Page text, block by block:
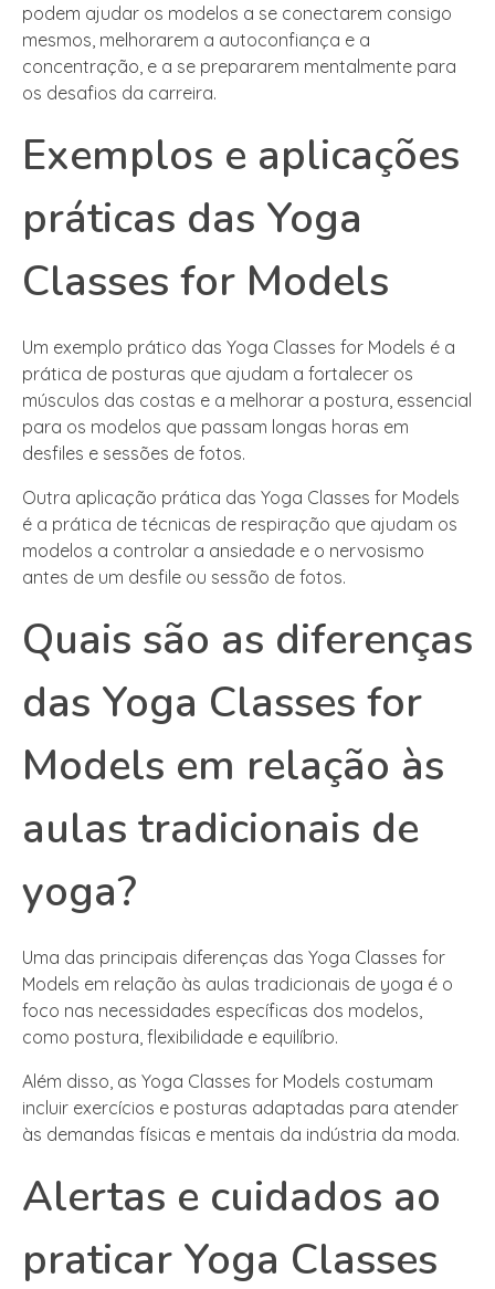
podem ajudar os modelos a se conectarem consigo
mesmos, melhorarem a autoconfiança e a
concentração, e a se prepararem mentalmente para
os desafios da carreira.
Exemplos e aplicações
práticas das Yoga
Classes for Models
Um exemplo prático das Yoga Classes for Models é a
prática de posturas que ajudam a fortalecer os
músculos das costas e a melhorar a postura, essencial
para os modelos que passam longas horas em
desfiles e sessões de fotos.
Outra aplicação prática das Yoga Classes for Models
é a prática de técnicas de respiração que ajudam os
modelos a controlar a ansiedade e o nervosismo
antes de um desfile ou sessão de fotos.
Quais são as diferenças
das Yoga Classes for
Models em relação às
aulas tradicionais de
yoga?
Uma das principais diferenças das Yoga Classes for
Models em relação às aulas tradicionais de yoga é o
foco nas necessidades específicas dos modelos,
como postura, flexibilidade e equilíbrio.
Além disso, as Yoga Classes for Models costumam
incluir exercícios e posturas adaptadas para atender
às demandas físicas e mentais da indústria da moda.
Alertas e cuidados ao
praticar Yoga Classes